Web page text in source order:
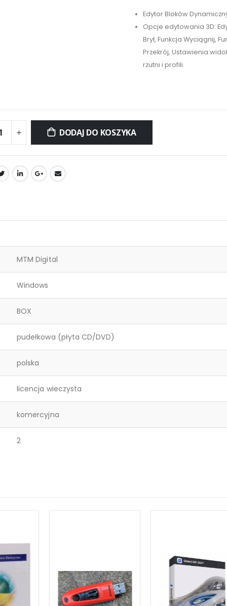
Edytor Bloków
Opcje edytowania 3D:
Brył, Funkcja Wyciągnij,
Przekrój, Ustawienia
rzutni i profili.
DODAJ DO KOSZYKA
MTM Digital
Windows
BOX
pudełkowa (płyta CD/DVD)
polska
licencja wieczysta
komercyjna
2